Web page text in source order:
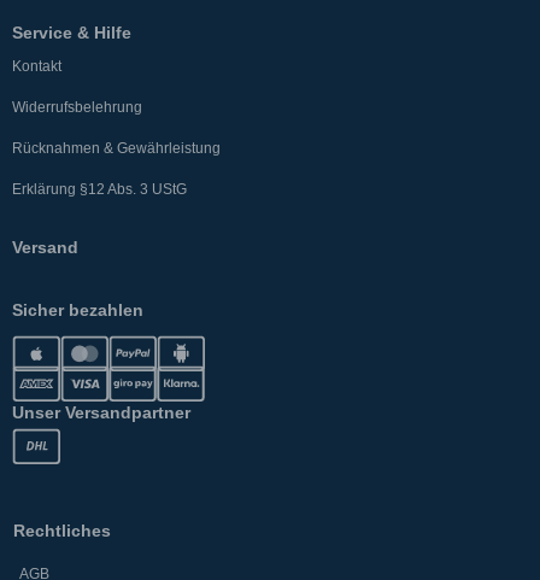
Service & Hilfe
Kontakt
Widerrufsbelehrung
Rücknahmen & Gewährleistung
Erklärung §12 Abs. 3 UStG
Versand
Sicher bezahlen
Unser Versandpartner
Rechtliches
AGB